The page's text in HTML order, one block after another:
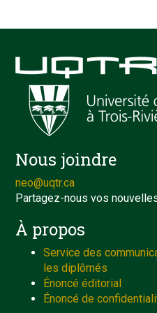
Nous joindre
neo@uqtr.ca
Partagez-nous vos
À propos
Service des
les diplômés
Énoncé éditorial
Énoncé de